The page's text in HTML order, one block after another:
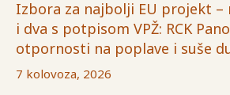
Izbora za najbolji EU projekt –
i dva s potpisom VPŽ: RCK
otpornosti na poplave i suše
7 kolovoza, 2026